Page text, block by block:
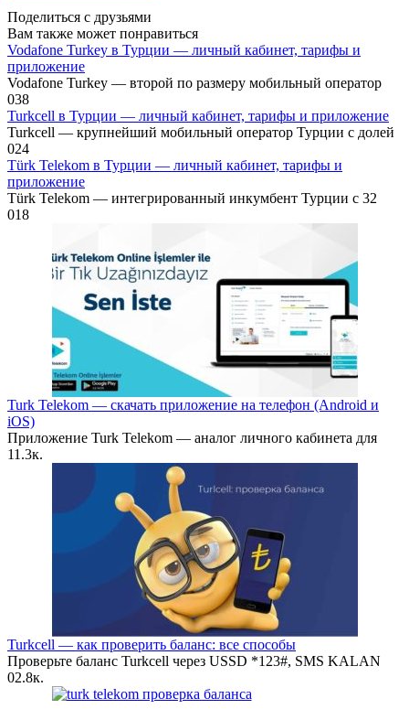
Поделиться с друзьями
Вам также может понравиться
Vodafone Turkey в Турции — личный кабинет, тарифы и
приложение
Vodafone Turkey — второй по размеру мобильный оператор
038
Turkcell в Турции — личный кабинет, тарифы и приложение
Turkcell — крупнейший мобильный оператор Турции с долей
024
Türk Telekom в Турции — личный кабинет, тарифы и
приложение
Türk Telekom — интегрированный инкумбент Турции с 32
018
Turk Telekom — скачать приложение на телефон (Android и
iOS)
Приложение Turk Telekom — аналог личного кабинета для
11.3к.
Turkcell — как проверить баланс: все способы
Проверьте баланс Turkcell через USSD *123#, SMS KALAN
02.8к.